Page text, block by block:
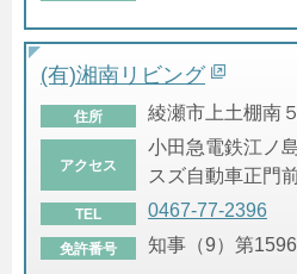
(有)湘南リビング
住所 綾瀬市上土棚南
アクセス
小田急電鉄江ノ
スズ自動車正門
TEL 0467-77-2396
免許番号 知事（9）第